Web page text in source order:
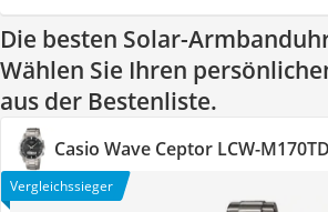
Die besten Solar-
Wählen Sie Ihren
aus der Bestenliste.
Casio Wave Ceptor LCW-
Vergleichssieger